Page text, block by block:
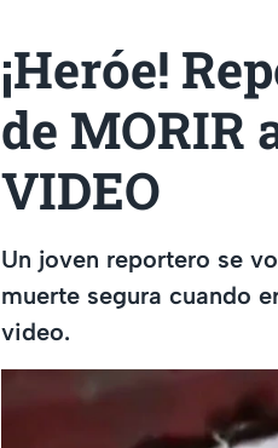
¡Heróe!
de MORIR
VIDEO
Un joven reportero se
muerte segura cuando
video.